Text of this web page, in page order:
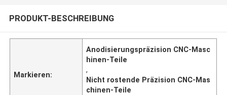
PRODUKT-BESCHREIBUNG
Markieren:
Anodisierungspräzision CNC-Masc
hinen-Teile
,
Nicht rostende Präzision CNC-Mas
chinen-Teile